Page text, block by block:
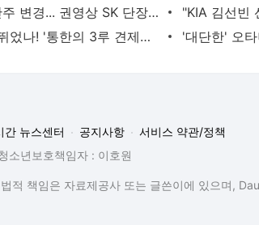
LG·KT·KCC 구단주 변경... 권영상 SK 단장은 KBL 이사 선임 | 스타뉴스
김호령 대체 왜 뛰었나! '통한의 3루 견제사' 비하인드, 사령탑 생각은 달랐다 "본헤드 플레이 아
간 뉴스센터 공지사항
서비스 약관/정책
소년보호책임자 : 이호원
적 책임은 자료제공사 또는 글쓴이에 있으며,